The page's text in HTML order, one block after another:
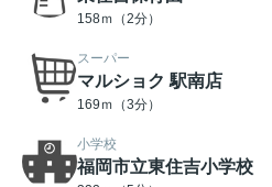
158ｍ（2分）
スーパー
マルショク 駅南店
169ｍ（3分）
小学校
福岡市立東住吉小学校